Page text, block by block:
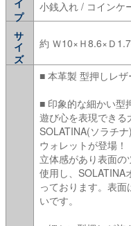
小銭入れ / コインケ
サイズ 約 Ｗ10×Ｈ8.6×Ｄ
■ 本革製 型押しレザ
■ 印象的な細かい型
遊び心を表現できる
SOLATINA(ソラチ
ウォレットが登場！
立体感があり表面
使用し、SOLATINA
っております。表面
いです。